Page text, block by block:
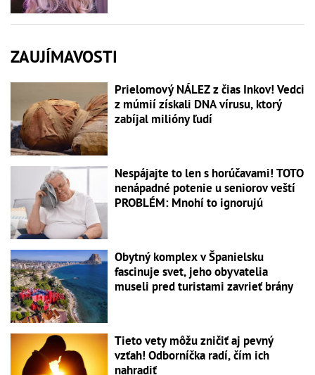
ZAUJÍMAVOSTI
Prielomový NÁLEZ z čias Inkov! Vedci
z múmií získali DNA vírusu, ktorý
zabíjal milióny ľudí
Nespájajte to len s horúčavami! TOTO
nenápadné potenie u seniorov veští
PROBLÉM: Mnohí to ignorujú
Obytný komplex v Španielsku
fascinuje svet, jeho obyvatelia
museli pred turistami zavrieť brány
Tieto vety môžu zničiť aj pevný
vzťah! Odborníčka radí, čím ich
nahradiť